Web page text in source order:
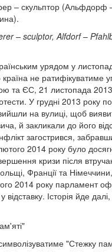
– скульптор (Альфдорф
– sculptor, Alfdorf–
урядом у
не ратифікуватиме
та ЄС, 21 листопада
У грудні 2013 року
на вулиці, щоб
й закликали до його
загострився,
2014 року було
кризи після
Франції та
2014 року парламент
відставку. Історія йде
"Стежку